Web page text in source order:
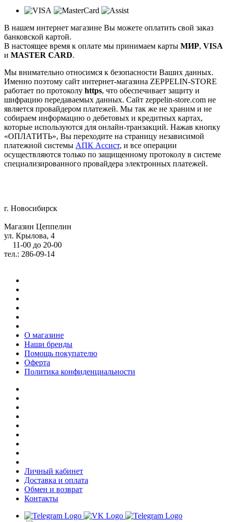
В нашем интернет магазине Вы можете оплатить свой заказ
банковской картой.
В настоящее время к оплате мы принимаем карты МИР, VISA
и MASTER CARD.
Мы внимательно относимся к безопасности Ваших данных.
Именно поэтому сайт интернет-магазина ZEPPELIN-STORE
работает по протоколу https, что обеспечивает защиту и
шифрацию передаваемых данных. Сайт zeppelin-store.com не
является провайдером платежей. Мы так же не храним и не
собираем информацию о дебетовых и кредитных картах,
которые используются для онлайн-транзакций. Нажав кнопку
«ОПЛАТИТЬ», Вы переходите на страницу независимой
платежной системы АПК Ассист, и все операции
осуществляются только по защищенному протоколу в системе
специализированного провайдера электронных платежей.
г. Новосибирск
Магазин Цеппелин
ул. Крылова, 4
11-00 до 20-00
тел.: 286-09-14
О магазине
Наши бренды
Помощь покупателю
Оферта
Политика конфиденциальности
Личный кабинет
Доставка и оплата
Обмен и возврат
Контакты